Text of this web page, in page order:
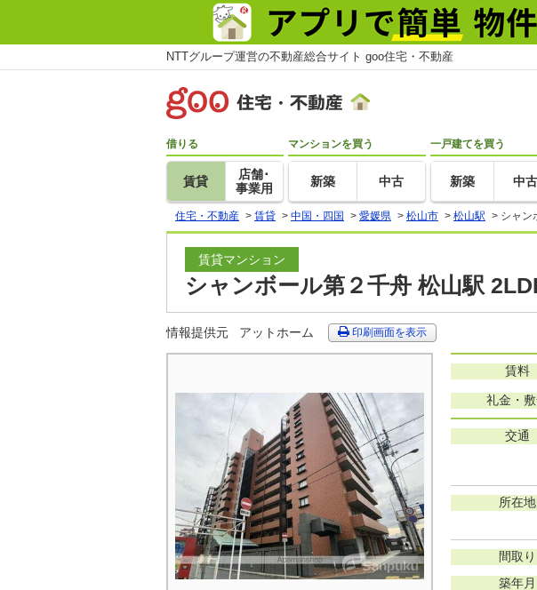
NTTグループ運営の不動産総合サイト goo住宅・不動産
借りる
賃貸
店舗･
事業用
マンションを買う
新築 中古
一戸建てを買う
新築 中古
住宅・不動産 > 賃貸 > 中国・四国 > 愛媛県 > 松山市 > 松山駅 > シャン
賃貸マンション
シャンボール第２千舟 松山駅
情報提供元 アットホーム 印刷画面を表示
賃料
礼金・
交通
所在地
間取り
築年月